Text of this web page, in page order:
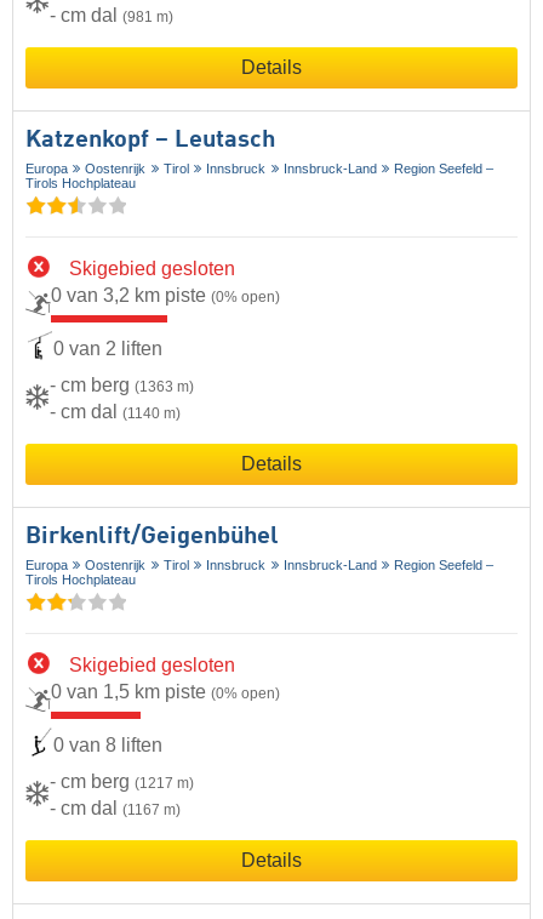
- cm dal (981 m)
Details
Katzenkopf – Leutasch
Europa Oostenrijk Tirol Innsbruck Innsbruck-Land
Region Seefeld –
Tirols Hochplateau
Skigebied gesloten
0 van 3,2 km piste (0% open)
0 van 2 liften
- cm berg (1363 m)
- cm dal (1140 m)
Details
Birkenlift/​Geigenbühel
Europa Oostenrijk Tirol Innsbruck Innsbruck-Land
Region Seefeld –
Tirols Hochplateau
Skigebied gesloten
0 van 1,5 km piste (0% open)
0 van 8 liften
- cm berg (1217 m)
- cm dal (1167 m)
Details